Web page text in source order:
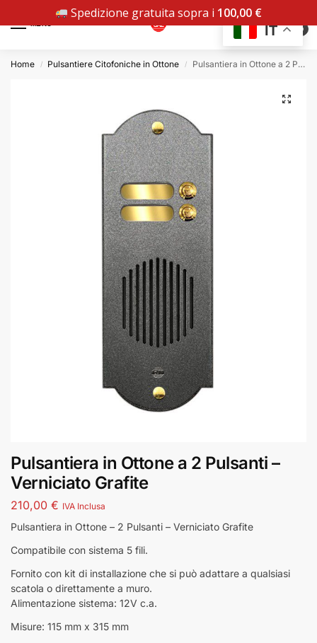
0
Home / Pulsantiere Citofoniche in Ottone / Pulsantiera in Ottone a 2 Pulsanti – Verniciato Grafite
Pulsantiera in Ottone a 2 Pulsanti –
Verniciato Grafite
210,00 € IVA Inclusa
Pulsantiera in Ottone – 2 Pulsanti – Verniciato Grafite
Compatibile con sistema 5 fili.
Fornito con kit di installazione che si può adattare a qualsiasi
scatola o direttamente a muro.
Alimentazione sistema: 12V c.a.
Misure: 115 mm x 315 mm
IT
Spedizione gratuita sopra i 100,00 €